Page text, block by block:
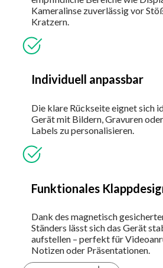
Kameralinse zuverlässig vor
Kratzern.
Individuell anpassbar
Die klare Rückseite eignet sich
Gerät mit Bildern, Gravuren
Labels zu personalisieren.
Funktionales
Dank des magnetisch
Ständers lässt sich das Gerät
aufstellen – perfekt für
Notizen oder Präsentationen.